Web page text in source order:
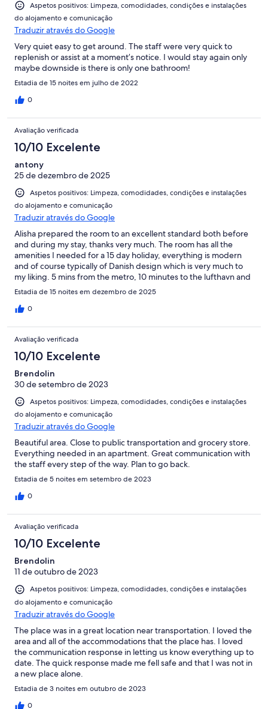
Aspetos positivos: Limpeza, comodidades, condições e instalações
do alojamento e comunicação
Traduzir através do Google
Very quiet easy to get around. The staff were very quick to
replenish or assist at a moment’s notice. I would stay again only
maybe downside is there is only one bathroom!
Estadia de 15 noites em julho de 2022
0
Avaliação verificada
10/10 Excelente
antony
25 de dezembro de 2025
Aspetos positivos: Limpeza, comodidades, condições e instalações
do alojamento e comunicação
Traduzir através do Google
Alisha prepared the room to an excellent standard both before
and during my stay, thanks very much. The room has all the
amenities I needed for a 15 day holiday, everything is modern
and of course typically of Danish design which is very much to
my liking. 5 mins from the metro, 10 minutes to the lufthavn and
also the city. 10 minutes on foot to the beach or 1 stop on the
several supermarkets, restaurants and bars making it ideal to
24 hour help by phone, I never needed it but it's nice to know
it's there just in case. I'll be staying here next time i visit
København, there's no need to look elsewhere.
Estadia de 15 noites em dezembro de 2025
0
Avaliação verificada
10/10 Excelente
Brendolin
30 de setembro de 2023
Aspetos positivos: Limpeza, comodidades, condições e instalações
do alojamento e comunicação
Traduzir através do Google
Beautiful area. Close to public transportation and grocery store.
Everything needed in an apartment. Great communication with
the staff every step of the way. Plan to go back.
Estadia de 5 noites em setembro de 2023
0
Avaliação verificada
10/10 Excelente
Brendolin
11 de outubro de 2023
Aspetos positivos: Limpeza, comodidades, condições e instalações
do alojamento e comunicação
Traduzir através do Google
The place was in a great location near transportation. I loved the
area and all of the accommodations that the place has. I loved
the communication response in letting us know everything up to
date. The quick response made me fell safe and that I was not in
a new place alone.
Estadia de 3 noites em outubro de 2023
0